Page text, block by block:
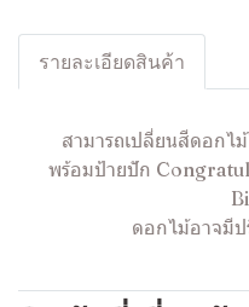
รายละเอียดสินค้า
สามารถเปลี่ยนสีดอกไ
พร้อมป้ายปัก
ดอกไม้อาจมี